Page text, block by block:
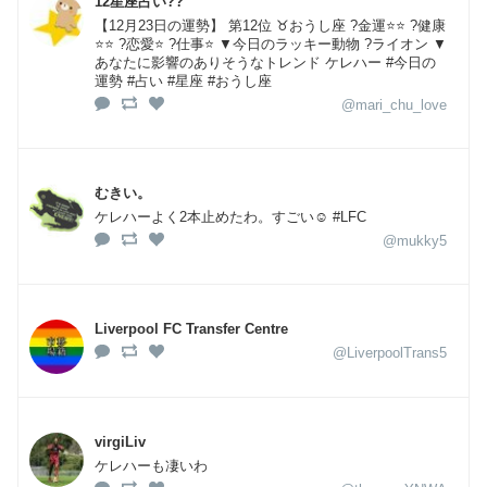
【12月23日の運勢】 第12位 ♉おうし座 ?金運⭐⭐ ?️健康
⭐⭐ ?恋愛⭐ ?仕事⭐ ▼今日のラッキー動物 ?ライオン ▼
あなたに影響のありそうなトレンド ケレハー #今日の
運勢 #占い #星座 #おうし座
@mari_chu_love
むきい。
ケレハーよく2本止めたわ。すごい☺ #LFC
@mukky5
Liverpool FC Transfer Centre
@LiverpoolTrans5
virgiLiv
ケレハーも凄いわ